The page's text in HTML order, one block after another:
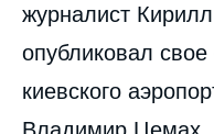
журналист
опубликовал
киевского
Владимир Цемах.